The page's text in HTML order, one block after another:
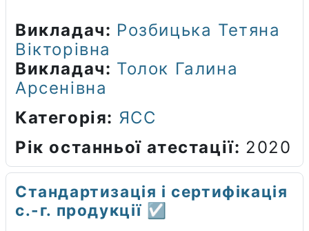
Викладач: Розбицька Тетяна
Вікторівна
Викладач: Толок Галина
Арсенівна
Категорія: ЯСС
Рік останньої атестації: 2020
Стандартизація і сертифікація
с.-г. продукції ☑️